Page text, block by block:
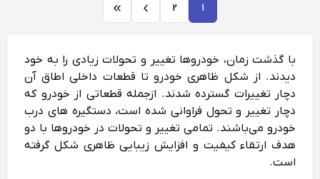
1
2
با گذشت زمان، خودروها تغییر و تحولات زیادی را به خود
دیدند. از شکل ظاهری خودرو تا قطعات داخلی اطاق آن
دچار تغییرات گسترده شدند. ازجمله قطعاتی از خودرو که
دچار تغییر و تحول فراوانی شده‌ است، دستگیره های درب
خودرو می‌باشند. تمامی تغییر و تحولات در خودروها با دو
هدف ارتقاء کیفیت و افزایش زیبایی ظاهری شکل گرفته
است.